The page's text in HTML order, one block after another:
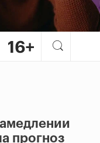
прогноз